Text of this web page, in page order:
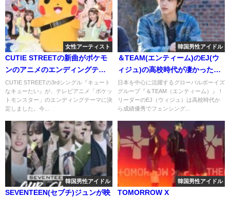
女性アーティスト
CUTIE STREETの新曲がポケモ
ンのアニメのエンディングテー
マに！ジャケ写が可愛い！
CUTIE STREETの3rdシングル『キュート
なキューたい』が、テレビアニメ「ポケッ
トモンスター」のエンディングテーマに決
定しました。今...
韓国男性アイドル
＆TEAM(エンティーム)のEJ(ウ
ィジュ)の高校時代が凄かった！
フェンシングも強くて頭いいと
大評判！
日本を中心に活躍するグローバルボーイズ
グループ『＆TEAM（エンティーム）』！
リーダーのEJ（ウィジュ）は高校時代か
ら成績優秀でフェンシング...
韓国男性アイドル
SEVENTEEN(セブチ)ジュンが映
韓国男性アイドル
TOMORROW X